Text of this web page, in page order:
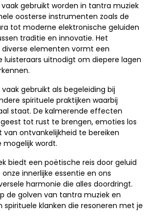
gebruikt worden in tantra muziek
oosterse instrumenten zoals de
tot moderne elektronische geluiden
traditie en innovatie. Het
elementen vormt een
luisteraars uitnodigt om diepere lagen
gebruikt als begeleiding bij
spirituele praktijken waarbij
staat. De kalmerende effecten
tot rust te brengen, emoties los
ontvankelijkheid te bereiken
wordt.
biedt een poëtische reis door geluid
innerlijke essentie en ons
harmonie die alles doordringt.
de golven van tantra muziek en
klanken die resoneren met je